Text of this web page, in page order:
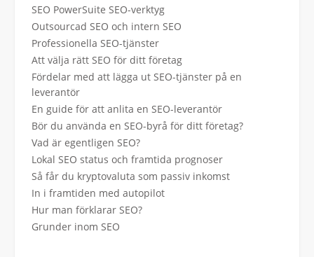
SEO PowerSuite SEO-verktyg
Outsourcad SEO och intern SEO
Professionella SEO-tjänster
Att välja rätt SEO för ditt företag
Fördelar med att lägga ut SEO-tjänster på en
leverantör
En guide för att anlita en SEO-leverantör
Bör du använda en SEO-byrå för ditt företag?
Vad är egentligen SEO?
Lokal SEO status och framtida prognoser
Så får du kryptovaluta som passiv inkomst
In i framtiden med autopilot
Hur man förklarar SEO?
Grunder inom SEO